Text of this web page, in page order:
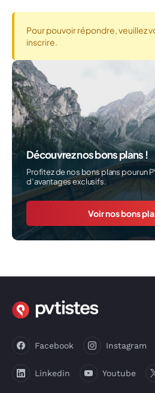
Pour pouvoir répondre, veuillez
inscrire.
Découvrez nos bons plans !
Profitez de nos bons plans pour un
d’avantages exclusifs.
Voir nos bons
Facebook Instagram
Linkedin Youtube